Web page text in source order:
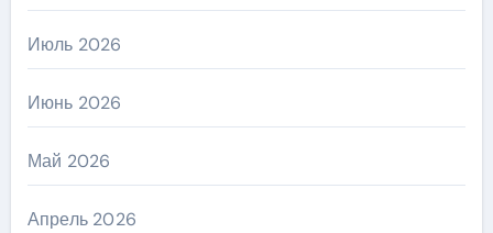
Июль 2026
Июнь 2026
Май 2026
Апрель 2026